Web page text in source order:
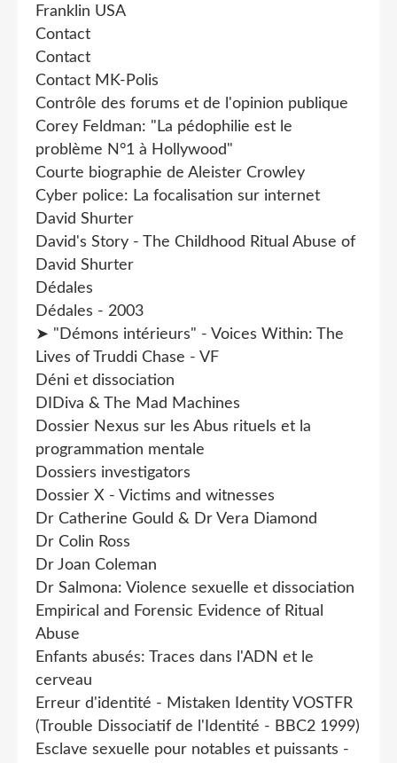
Franklin USA
Contact
Contact
Contact MK-Polis
Contrôle des forums et de l'opinion publique
Corey Feldman: "La pédophilie est le
problème N°1 à Hollywood"
Courte biographie de Aleister Crowley
Cyber police: La focalisation sur internet
David Shurter
David's Story - The Childhood Ritual Abuse of
David Shurter
Dédales
Dédales - 2003
➤ "Démons intérieurs" - Voices Within: The
Lives of Truddi Chase - VF
Déni et dissociation
DIDiva & The Mad Machines
Dossier Nexus sur les Abus rituels et la
programmation mentale
Dossiers investigators
Dossier X - Victims and witnesses
Dr Catherine Gould & Dr Vera Diamond
Dr Colin Ross
Dr Joan Coleman
Dr Salmona: Violence sexuelle et dissociation
Empirical and Forensic Evidence of Ritual
Abuse
Enfants abusés: Traces dans l'ADN et le
cerveau
Erreur d'identité - Mistaken Identity VOSTFR
(Trouble Dissociatif de l'Identité - BBC2 1999)
Esclave sexuelle pour notables et puissants -